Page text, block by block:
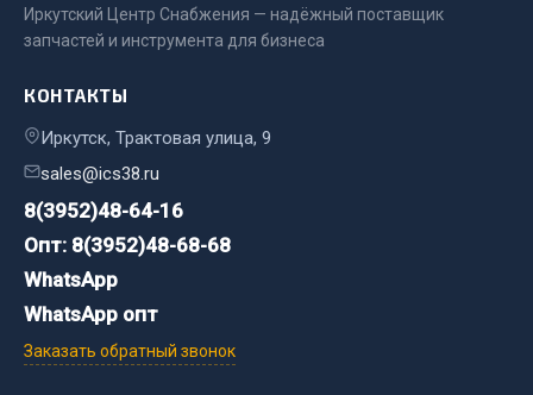
Система выпуска газа
Система охлаждения
Весь раздел
Запчасти ЯМЗ
Двигатель
Иркутский Центр Снабжения — надёжный поставщик
запчастей и инструмента для бизнеса
КОНТАКТЫ
Иркутск, Трактовая улица, 9
sales@ics38.ru
8(3952)48-64-16
Опт: 8(3952)48-68-68
WhatsApp
WhatsApp опт
Заказать обратный звонок